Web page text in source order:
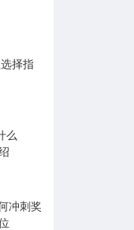
择指
么
冲刺奖